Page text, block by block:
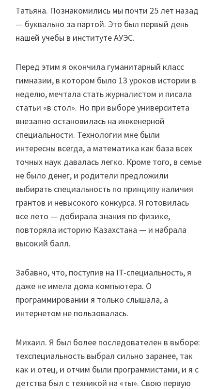
Татьяна. Познакомились мы почти 25 лет назад
— буквально за партой. Это был первый день
нашей учебы в институте АУЭС.
Перед этим я окончила гуманитарный класс
гимназии, в котором было 13 уроков истории в
неделю, мечтала стать журналистом и писала
статьи «в стол». Но при выборе университета
внезапно остановилась на инженерной
специальности. Технологии мне были
интересны всегда, а математика как база всех
точных наук давалась легко. Кроме того, в семье
не было денег, и родители предложили
выбирать специальность по принципу наличия
грантов и невысокого конкурса. Я готовилась
все лето — добирала знания по физике,
повторяла историю Казахстана — и набрала
высокий балл.
Забавно, что, поступив на IT-специальность, я
даже не имела дома компьютера. О
программировании я только слышала, а
интернетом не пользовалась.
Михаил. Я был более последователен в выборе:
техспециальность выбрал сильно заранее, так
как и отец, и отчим были программистами, и я с
детства был с техникой на «ты». Свою первую